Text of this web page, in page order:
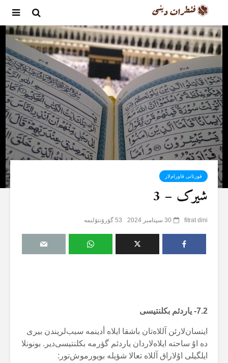
قورئانی قاورام‌لار
شیرک – 3
fitrat dini 30 سپتامبر 2024 53 گؤرۆنتۆلنمە
7.2- یاردئم بکلنتیسی
اینسان‌لارئن آللاەتان باشقا ایلاە أدینمە سبب‌لریندن بیری
دە اۇ ساحتە ایلاەلاردان یاردئم گؤرمە بکلنتیسی‌دیر. بونونلا
ایلگیلی اۇلاراق آللاە تعالا شؤیلە بویورموش‌تور: